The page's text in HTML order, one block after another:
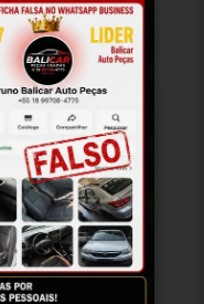
Ford
30028
Traseiro
Esquerdo